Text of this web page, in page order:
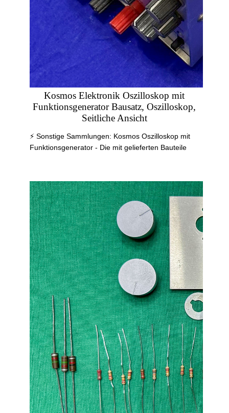
Kosmos Elektronik Oszilloskop mit
Funktionsgenerator Bausatz, Oszilloskop,
Seitliche Ansicht
⚡ Sonstige Sammlungen: Kosmos Oszilloskop mit
Funktionsgenerator - Die mit gelieferten Bauteile